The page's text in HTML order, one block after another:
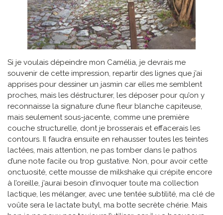
Si je voulais dépeindre mon Camélia, je devrais me
souvenir de cette impression, repartir des lignes que j’ai
apprises pour dessiner un jasmin car elles me semblent
proches, mais les déstructurer, les déposer pour qu’on y
reconnaisse la signature d’une fleur blanche capiteuse,
mais seulement sous-jacente, comme une première
couche structurelle, dont je brosserais et effacerais les
contours. Il faudra ensuite en rehausser toutes les teintes
lactées, mais attention, ne pas tomber dans le pathos
d’une note facile ou trop gustative. Non, pour avoir cette
onctuosité, cette mousse de milkshake qui crépite encore
à l’oreille, j’aurai besoin d’invoquer toute ma collection
lactique, les mélanger, avec une tentée subtilité, ma clé de
voûte sera le lactate butyl, ma botte secrète chérie. Mais